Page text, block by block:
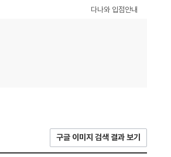
다나와 입점안내
구글 이미지 검색 결과 보기